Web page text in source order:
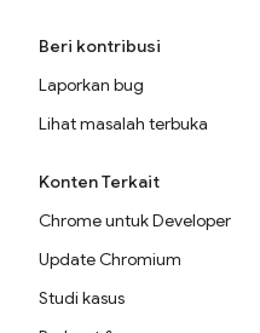
Beri kontribusi
Laporkan bug
Lihat masalah terbuka
Konten Terkait
Chrome untuk Developer
Update Chromium
Studi kasus